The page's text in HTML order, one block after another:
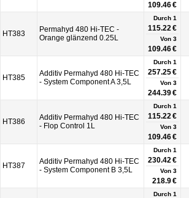
109.46 €
HT383
Permahyd 480 Hi-TEC -
Orange glänzend 0.25L
Durch 1
115.22 €
Von 3
109.46 €
HT385
Additiv Permahyd 480 Hi-TEC
- System Component A 3,5L
Durch 1
257.25 €
Von 3
244.39 €
HT386
Additiv Permahyd 480 Hi-TEC
- Flop Control 1L
Durch 1
115.22 €
Von 3
109.46 €
HT387
Additiv Permahyd 480 Hi-TEC
- System Component B 3,5L
Durch 1
230.42 €
Von 3
218.9 €
Durch 1